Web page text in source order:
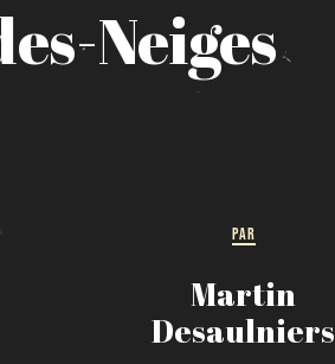
Neiges
PAR
Martin
Desaulniers
09h à 22h
à 22h